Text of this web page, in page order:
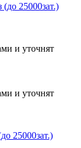
25000зат.)
и уточнят
и уточнят